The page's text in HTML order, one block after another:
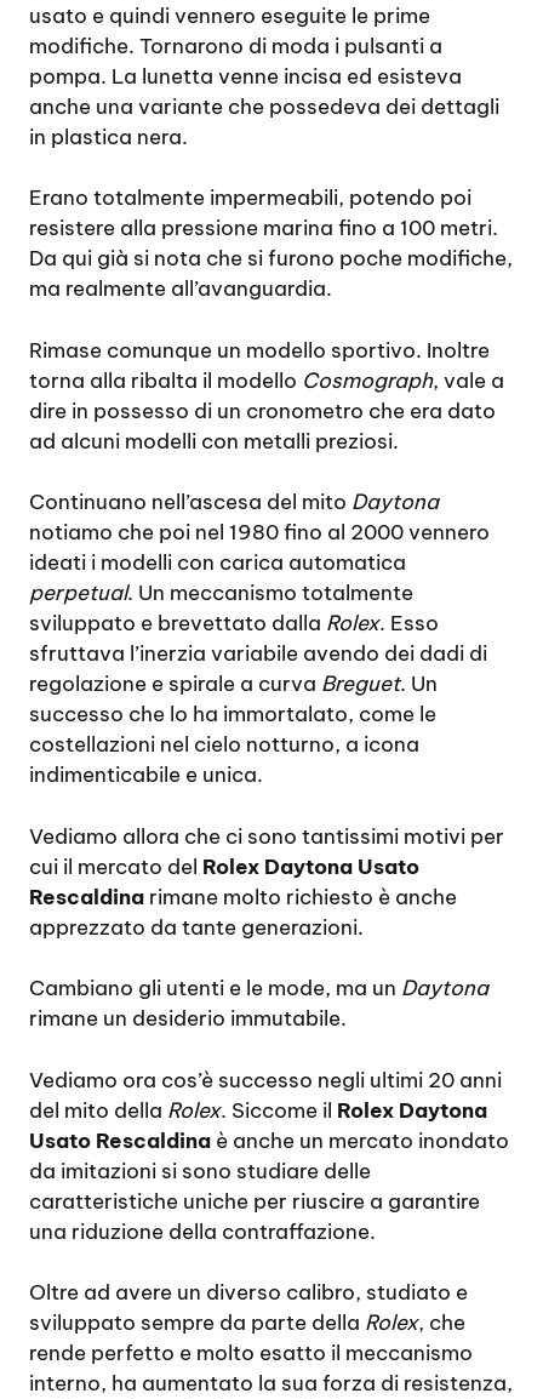
usato e quindi vennero eseguite le prime
modifiche. Tornarono di moda i pulsanti a
pompa. La lunetta venne incisa ed esisteva
anche una variante che possedeva dei dettagli
in plastica nera.
Erano totalmente impermeabili, potendo poi
resistere alla pressione marina fino a 100 metri.
Da qui già si nota che si furono poche modifiche,
ma realmente all’avanguardia.
Rimase comunque un modello sportivo. Inoltre
torna alla ribalta il modello Cosmograph, vale a
dire in possesso di un cronometro che era dato
ad alcuni modelli con metalli preziosi.
Continuano nell’ascesa del mito Daytona
notiamo che poi nel 1980 fino al 2000 vennero
ideati i modelli con carica automatica
perpetual. Un meccanismo totalmente
sviluppato e brevettato dalla Rolex. Esso
sfruttava l’inerzia variabile avendo dei dadi di
regolazione e spirale a curva Breguet. Un
successo che lo ha immortalato, come le
costellazioni nel cielo notturno, a icona
indimenticabile e unica.
Vediamo allora che ci sono tantissimi motivi per
cui il mercato del Rolex Daytona Usato
Rescaldina rimane molto richiesto è anche
apprezzato da tante generazioni.
Cambiano gli utenti e le mode, ma un Daytona
rimane un desiderio immutabile.
Vediamo ora cos’è successo negli ultimi 20 anni
del mito della Rolex. Siccome il Rolex Daytona
Usato Rescaldina è anche un mercato inondato
da imitazioni si sono studiare delle
caratteristiche uniche per riuscire a garantire
una riduzione della contraffazione.
Oltre ad avere un diverso calibro, studiato e
sviluppato sempre da parte della Rolex, che
rende perfetto e molto esatto il meccanismo
interno, ha aumentato la sua forza di resistenza,